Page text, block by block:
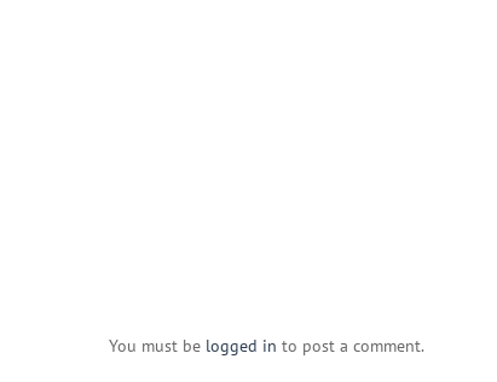
You must be logged in to post a comment.